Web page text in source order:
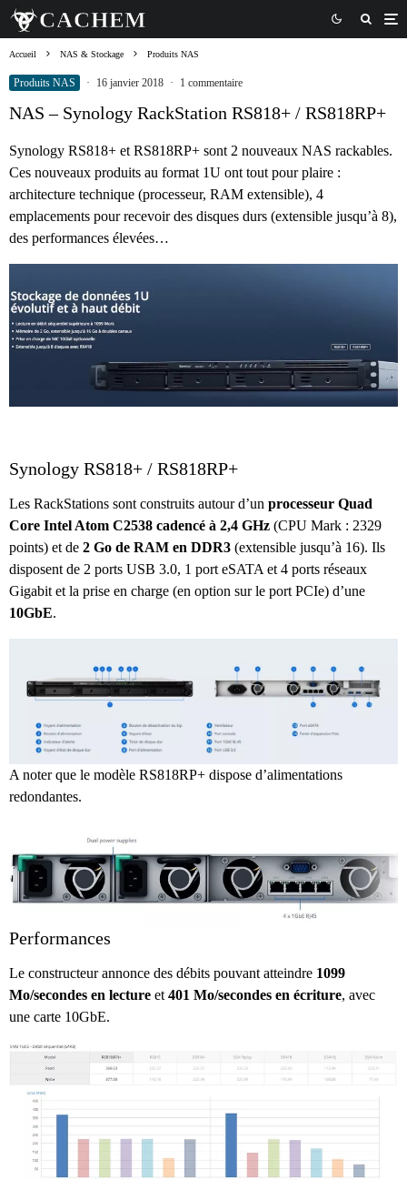
Accueil NAS & Stockage Produits NAS
Produits NAS · 16 janvier 2018 · 1 commentaire
NAS – Synology RackStation RS818+ / RS818RP+
Synology RS818+ et RS818RP+ sont 2 nouveaux NAS rackables.
Ces nouveaux produits au format 1U ont tout pour plaire :
architecture technique (processeur, RAM extensible), 4
emplacements pour recevoir des disques durs (extensible jusqu’à 8),
des performances élevées…
Synology RS818+ / RS818RP+
Les RackStations sont construits autour d’un processeur Quad
Core Intel Atom C2538 cadencé à 2,4 GHz (CPU Mark : 2329
points) et de 2 Go de RAM en DDR3 (extensible jusqu’à 16). Ils
disposent de 2 ports USB 3.0, 1 port eSATA et 4 ports réseaux
Gigabit et la prise en charge (en option sur le port PCIe) d’une
10GbE.
A noter que le modèle RS818RP+ dispose d’alimentations
redondantes.
Performances
Le constructeur annonce des débits pouvant atteindre 1099
Mo/secondes en lecture et 401 Mo/secondes en écriture, avec
une carte 10GbE.